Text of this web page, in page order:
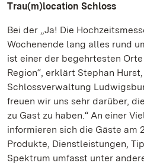
Trau(m)location Schloss
Bei der „Ja! Die
Wochenende lang alles rund
ist einer der begehrtesten
Region“, erklärt Stephan
Schlossverwaltung
freuen wir uns sehr darüber,
zu Gast zu haben.“ An einer
informieren sich die Gäste am
Produkte, Dienstleistungen,
Spektrum umfasst unter